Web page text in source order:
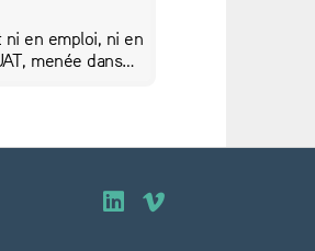
ni en emploi, ni en
menée dans…
O